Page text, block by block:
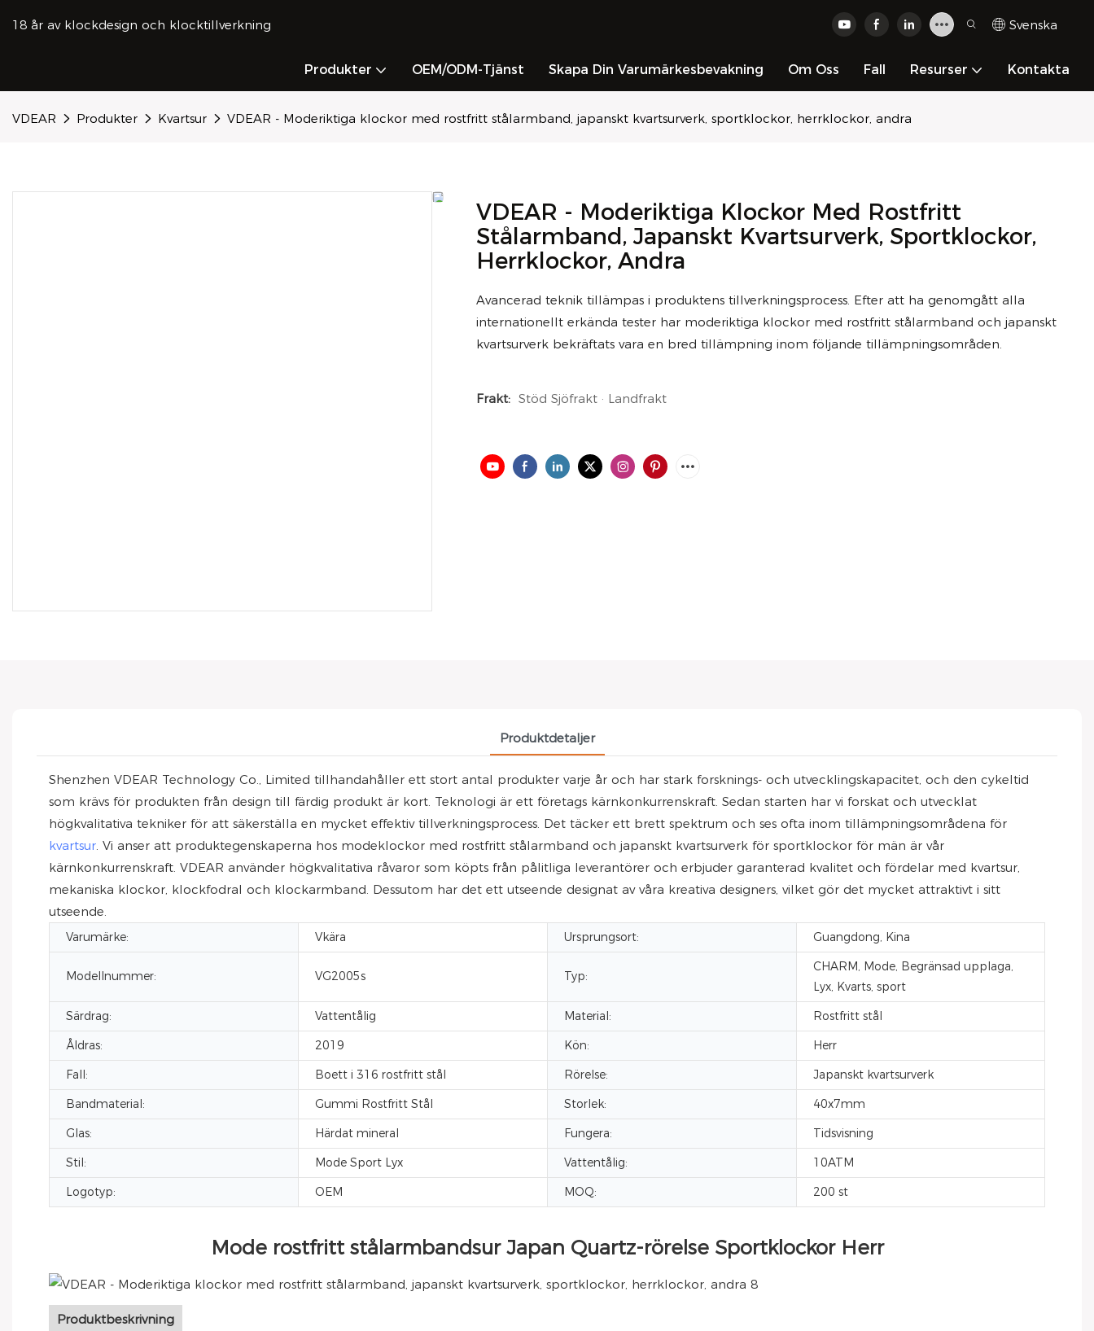
18 år av klockdesign och klocktillverkning Svenska
Produkter OEM/ODM-Tjänst Skapa Din Varumärkesbevakning Om Oss Fall Resurser Kontakta
VDEAR Produkter Kvartsur VDEAR - Moderiktiga klockor med rostfritt stålarmband, japanskt kvartsurverk, sportklockor, herrklockor, andra
VDEAR - Moderiktiga Klockor Med Rostfritt
Stålarmband, Japanskt Kvartsurverk, Sportklockor,
Herrklockor, Andra
Avancerad teknik tillämpas i produktens tillverkningsprocess. Efter att ha genomgått alla
internationellt erkända tester har moderiktiga klockor med rostfritt stålarmband och japanskt
kvartsurverk bekräftats vara en bred tillämpning inom följande tillämpningsområden.
Frakt: Stöd Sjöfrakt · Landfrakt
Produktdetaljer
Shenzhen VDEAR Technology Co., Limited tillhandahåller ett stort antal produkter varje år och har stark forsknings- och utvecklingskapacitet, och den cykeltid
som krävs för produkten från design till färdig produkt är kort. Teknologi är ett företags kärnkonkurrenskraft. Sedan starten har vi forskat och utvecklat
högkvalitativa tekniker för att säkerställa en mycket effektiv tillverkningsprocess. Det täcker ett brett spektrum och ses ofta inom tillämpningsområdena för
kvartsur. Vi anser att produktegenskaperna hos modeklockor med rostfritt stålarmband och japanskt kvartsurverk för sportklockor för män är vår
kärnkonkurrenskraft. VDEAR använder högkvalitativa råvaror som köpts från pålitliga leverantörer och erbjuder garanterad kvalitet och fördelar med kvartsur,
mekaniska klockor, klockfodral och klockarmband. Dessutom har det ett utseende designat av våra kreativa designers, vilket gör det mycket attraktivt i sitt
utseende.
Varumärke: Vkära Ursprungsort: Guangdong, Kina
Modellnummer: VG2005s Typ:
CHARM, Mode, Begränsad upplaga,
Lyx, Kvarts, sport
Särdrag:
Vattentålig Material:
Rostfritt stål
Åldras:
2019 Kön:
Herr
Fall:
Boett i 316 rostfritt stål Rörelse:
Japanskt kvartsurverk
Bandmaterial:
Gummi Rostfritt Stål Storlek:
40x7mm
Glas:
Härdat mineral Fungera:
Tidsvisning
Stil:
Mode Sport Lyx Vattentålig:
10ATM
Logotyp:
OEM MOQ: 200 st
Mode rostfritt stålarmbandsur Japan Quartz-rörelse Sportklockor Herr
Produktbeskrivning